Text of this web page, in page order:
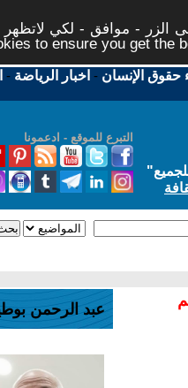
الزر - موافق - لكي لاتظهر
to ensure you get the
حقوق الإنسان - اخبار الرياضة -
التبرع للموقع - ادعمونا
"
عبد الرحمن